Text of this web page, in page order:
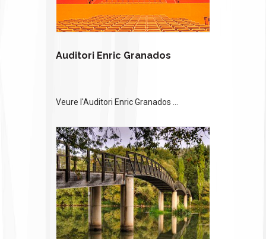
Auditori Enric Granados
Veure l'Auditori Enric Granados ...